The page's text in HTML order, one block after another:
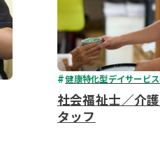
健康特化型デイサービ
社会福祉士／介
タッフ